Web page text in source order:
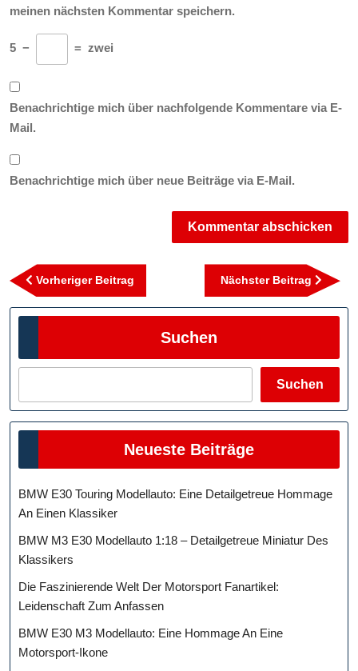
meinen nächsten Kommentar speichern.
5 − = zwei
Benachrichtige mich über nachfolgende Kommentare via E-
Mail.
Benachrichtige mich über neue Beiträge via E-Mail.
Beitragsnavigation
Vorheriger Beitrag
Beitrag
Nächster Beitrag
Suchen
Suchen
Neueste Beiträge
BMW E30 Touring Modellauto: Eine Detailgetreue Hommage
An Einen Klassiker
BMW M3 E30 Modellauto 1:18 – Detailgetreue Miniatur Des
Klassikers
Die Faszinierende Welt Der Motorsport Fanartikel:
Leidenschaft Zum Anfassen
BMW E30 M3 Modellauto: Eine Hommage An Eine
Motorsport-Ikone